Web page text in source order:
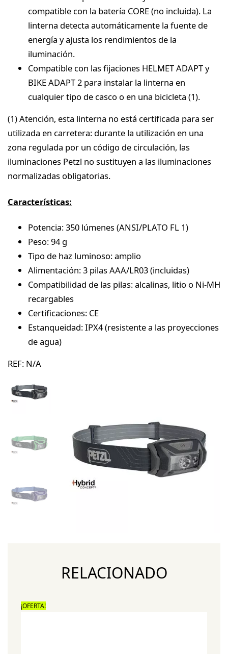
compatible con la batería CORE (no incluida). La
linterna detecta automáticamente la fuente de
energía y ajusta los rendimientos de la
iluminación.
Compatible con las fijaciones HELMET ADAPT y
BIKE ADAPT 2 para instalar la linterna en
cualquier tipo de casco o en una bicicleta (1).
(1) Atención, esta linterna no está certificada para ser
utilizada en carretera: durante la utilización en una
zona regulada por un código de circulación, las
iluminaciones Petzl no sustituyen a las iluminaciones
normalizadas obligatorias.
Características:
Potencia: 350 lúmenes (ANSI/PLATO FL 1)
Peso: 94 g
Tipo de haz luminoso: amplio
Alimentación: 3 pilas AAA/LR03 (incluidas)
Compatibilidad de las pilas: alcalinas, litio o Ni-MH
recargables
Certificaciones: CE
Estanqueidad: IPX4 (resistente a las proyecciones
de agua)
REF: N/A
RELACIONADO
¡OFERTA!